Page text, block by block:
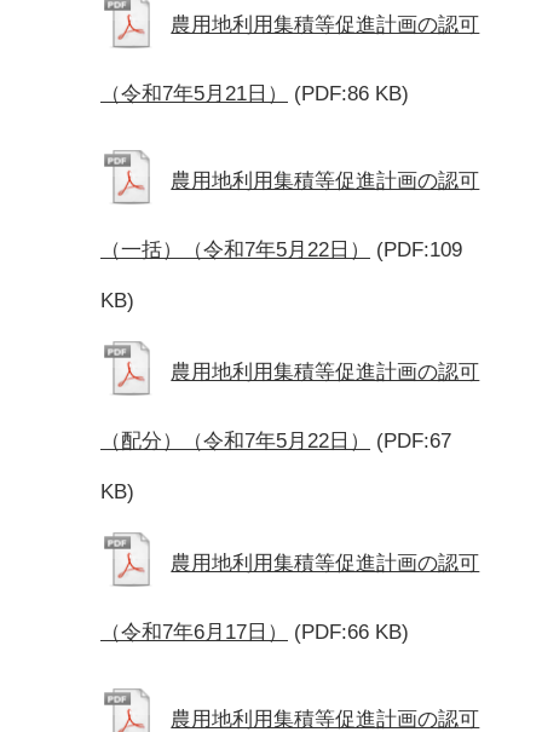
農用地利用集積等促進計画の認可
（令和7年5月21日） (PDF:86 KB)
農用地利用集積等促進計画の認可
（一括）（令和7年5月22日） (PDF:109
KB)
農用地利用集積等促進計画の認可
（配分）（令和7年5月22日） (PDF:67
KB)
農用地利用集積等促進計画の認可
（令和7年6月17日） (PDF:66 KB)
農用地利用集積等促進計画の認可